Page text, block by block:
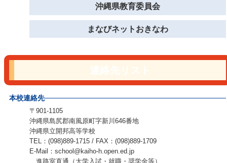
沖縄県教育委員会
まなびネットおきなわ
本校連絡先
〒901-1105
沖縄県島尻郡南風原町字新川646番地
沖縄県立開邦高等学校
TEL：(098)889-1715 / FAX：(098)889-1709
E-Mail：school@kaiho-h.open.ed.jp
進路室直通（大学入試・就職・奨学金等）